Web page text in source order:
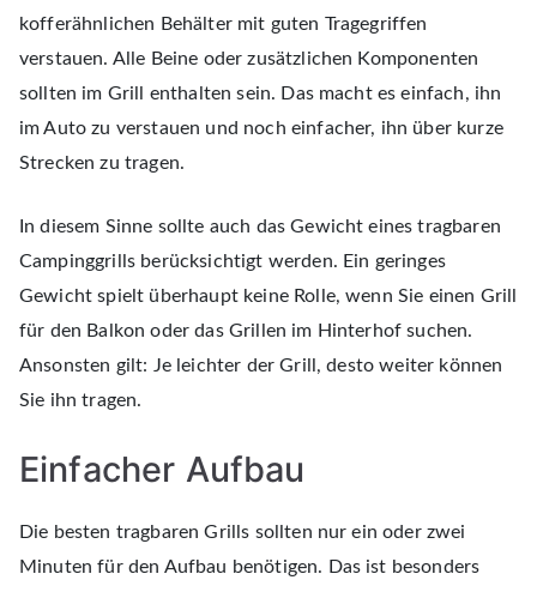
kofferähnlichen Behälter mit guten Tragegriffen
verstauen. Alle Beine oder zusätzlichen Komponenten
sollten im Grill enthalten sein. Das macht es einfach, ihn
im Auto zu verstauen und noch einfacher, ihn über kurze
Strecken zu tragen.
In diesem Sinne sollte auch das Gewicht eines tragbaren
Campinggrills berücksichtigt werden. Ein geringes
Gewicht spielt überhaupt keine Rolle, wenn Sie einen Grill
für den Balkon oder das Grillen im Hinterhof suchen.
Ansonsten gilt: Je leichter der Grill, desto weiter können
Sie ihn tragen.
Einfacher Aufbau
Die besten tragbaren Grills sollten nur ein oder zwei
Minuten für den Aufbau benötigen. Das ist besonders